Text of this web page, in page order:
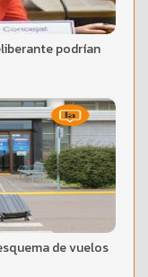
podrían
de vuelos